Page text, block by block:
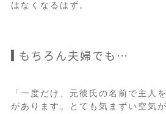
はなくなるはず。
もちろん夫婦でも…
「一度だけ、元彼氏の名前で主人
があります。とても気まずい空気